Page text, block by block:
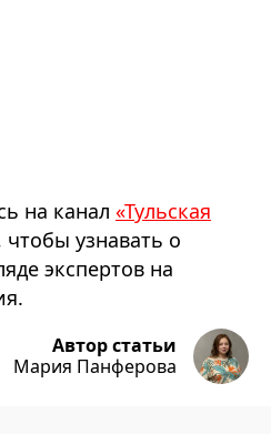
на канал «Тульская
чтобы узнавать о
экспертов на
Автор статьи
Мария Панферова